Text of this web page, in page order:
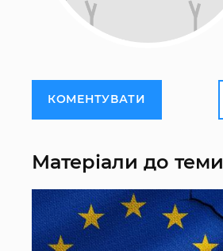
КОМЕНТУВАТИ
Матеріали до теми